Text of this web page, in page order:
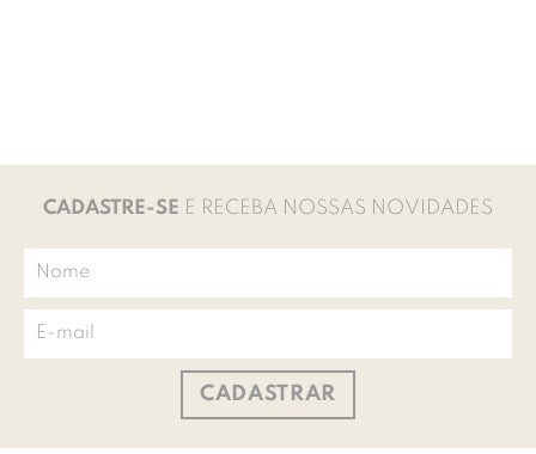
CADASTRE-SE E RECEBA NOSSAS NOVIDADES
CADASTRAR